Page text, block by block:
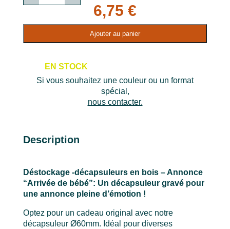
de
-
Annonce
6,75 €
Ajouter au panier
EN STOCK
Si vous souhaitez une couleur ou un format
spécial,
nous contacter.
Description
Déstockage -décapsuleurs en bois – Annonce
“Arrivée de bébé”: Un décapsuleur gravé pour
une annonce pleine d’émotion !
Optez pour un cadeau original avec notre
décapsuleur Ø60mm. Idéal pour diverses